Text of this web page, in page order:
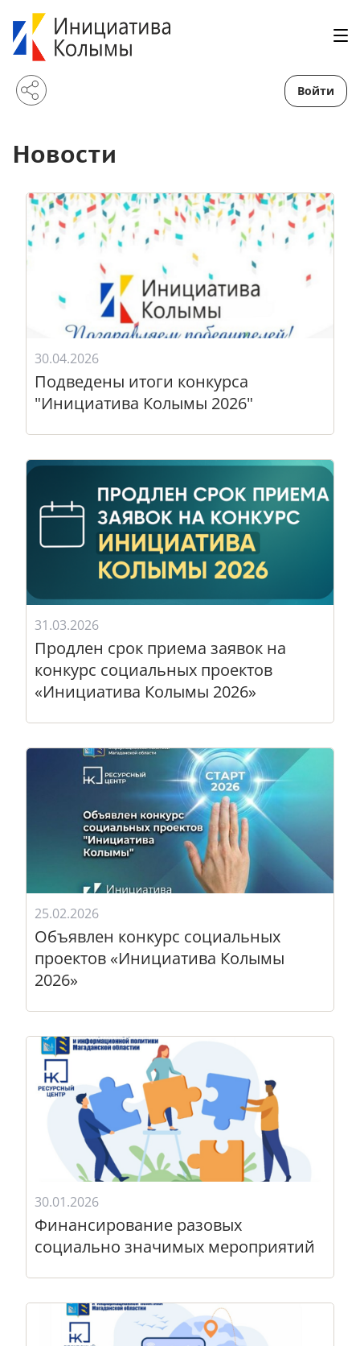
Войти
Новости
30.04.2026
Подведены итоги конкурса
"Инициатива Колымы 2026"
31.03.2026
Продлен срок приема заявок на
конкурс социальных проектов
«Инициатива Колымы 2026»
25.02.2026
Объявлен конкурс социальных
проектов «Инициатива Колымы
2026»
30.01.2026
Финансирование разовых
социально значимых мероприятий